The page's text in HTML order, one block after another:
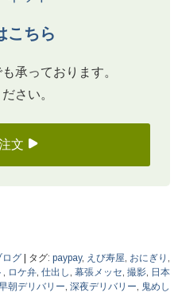
こちら
承っております。
さい。
文
ログ タグ: paypay, えび寿屋, おにぎり ,
, ロケ弁, 仕出し, 幕張メッセ, 撮影, 日本
朝デリバリー, 深夜デリバリー, 鬼めし